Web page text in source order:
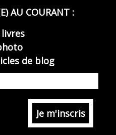
AU COURANT :
de blog